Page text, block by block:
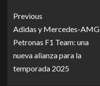
Previous
Adidas y Mercedes-AMG
Petronas F1 Team: una
nueva alianza para la
temporada 2025